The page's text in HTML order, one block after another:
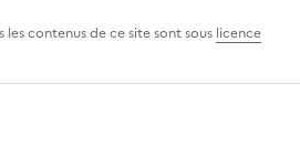
contenus de ce site sont sous licence